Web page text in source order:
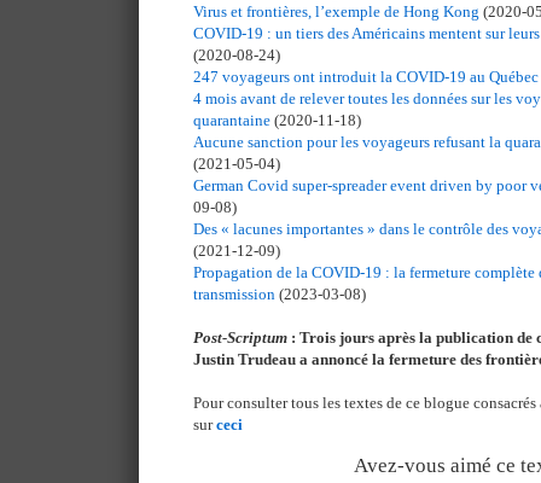
Virus et frontières, l’exemple de Hong Kong (2020-
COVID-19 : un tiers des Américains mentent sur
(2020-08-24)
247 voyageurs ont introduit la COVID-19 au Québec
4 mois avant de relever toutes les données sur les
quarantaine (2020-11-18)
Aucune sanction pour les voyageurs refusant la
(2021-05-04)
German Covid super-spreader event driven by poor
09-08)
Des « lacunes importantes » dans le contrôle des
(2021-12-09)
Propagation de la COVID-19 : la fermeture complète
transmission (2023-03-08)
Post-Scriptum : Trois jours après la publication de
Justin Trudeau a annoncé la fermeture des
Pour consulter tous les textes de ce blogue
surceci
Avez-vous aimé ce